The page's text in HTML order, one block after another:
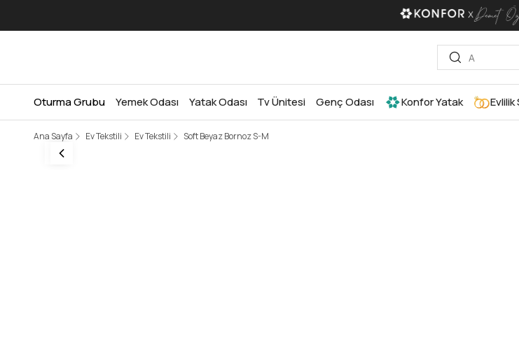
Oturma Grubu Yemek Odası Yatak Odası Tv Ünitesi Genç Odası Konfor Yatak
Ana Sayfa Ev Tekstili Ev Tekstili Soft Beyaz Bornoz S-M